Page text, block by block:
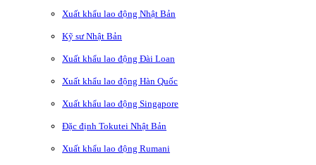
Xuất khẩu lao động Nhật Bản
Kỹ sư Nhật Bản
Xuất khẩu lao động Đài Loan
Xuất khẩu lao động Hàn Quốc
Xuất khẩu lao động Singapore
Đặc định Tokutei Nhật Bản
Xuất khẩu lao động Rumani